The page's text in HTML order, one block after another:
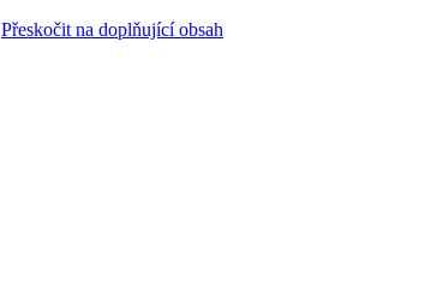
Přeskočit na doplňující obsah